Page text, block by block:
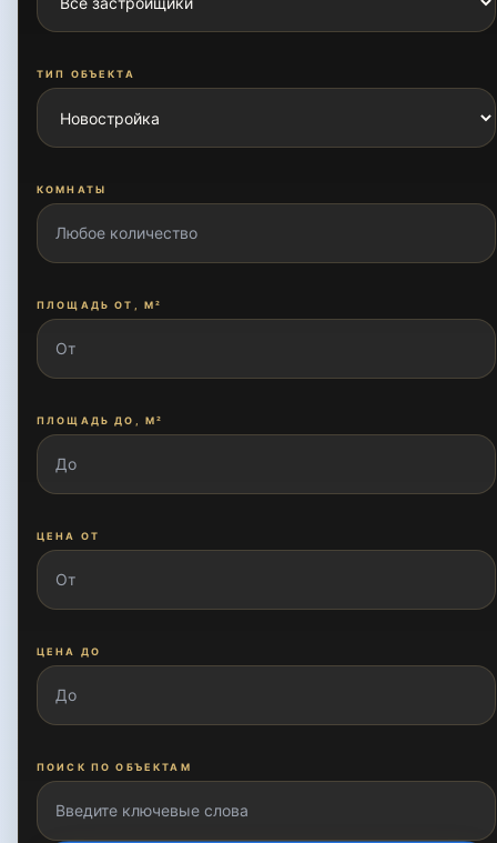
ТИП ОБЪЕКТА
КОМНАТЫ
ПЛОЩАДЬ ОТ, М²
ПЛОЩАДЬ ДО, М²
ЦЕНА ОТ
ЦЕНА ДО
ПОИСК ПО ОБЪЕКТАМ